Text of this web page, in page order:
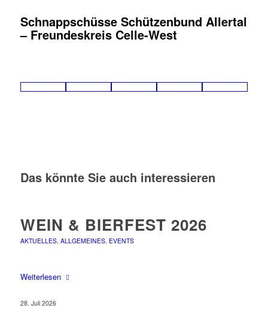
Schnappschüsse Schützenbund Allertal
– Freundeskreis Celle-West
Das könnte Sie auch interessieren
WEIN & BIERFEST 2026
AKTUELLES, ALLGEMEINES, EVENTS
Weiterlesen
28. Juli 2026